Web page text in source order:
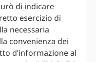
di indicare
esercizio di
necessaria
convenienza dei
d’informazione al